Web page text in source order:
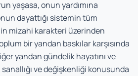
yaşasa, onun yardımına
dayattığı sistemin tüm
mizahi karakteri üzerinden
bir yandan baskılar karşısında
yandan gündelik hayatını ve
ve değişkenliği konusunda